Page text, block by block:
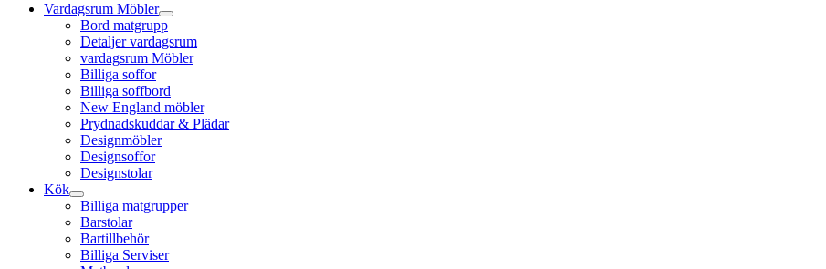
Vardagsrum Möbler
Bord matgrupp
Detaljer vardagsrum
vardagsrum Möbler
Billiga soffor
Billiga soffbord
New England möbler
Prydnadskuddar & Plädar
Designmöbler
Designsoffor
Designstolar
Kök
Billiga matgrupper
Barstolar
Bartillbehör
Billiga Serviser